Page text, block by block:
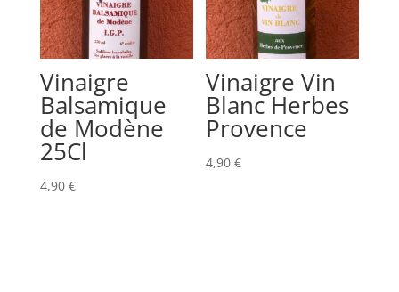
Vinaigre
Balsamique
de Modène
25Cl
4,90 €
Vinaigre Vin
Blanc Herbes
Provence
4,90€